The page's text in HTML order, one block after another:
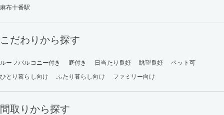
麻布十番駅
こだわりから探す
ルーフバルコニー付き 庭付き 日当たり良好 眺望良好
ペット可
ひとり暮らし向け
ふたり暮らし向け ファミリー向け
間取りから探す